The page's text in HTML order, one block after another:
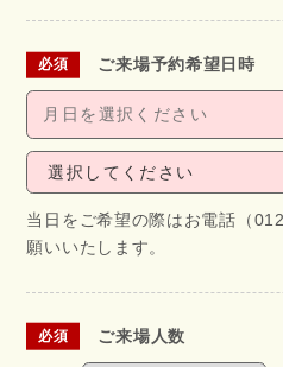
ご来場予約希望日時
当日をご希望の際はお電話（
願いいたします。
ご来場人数